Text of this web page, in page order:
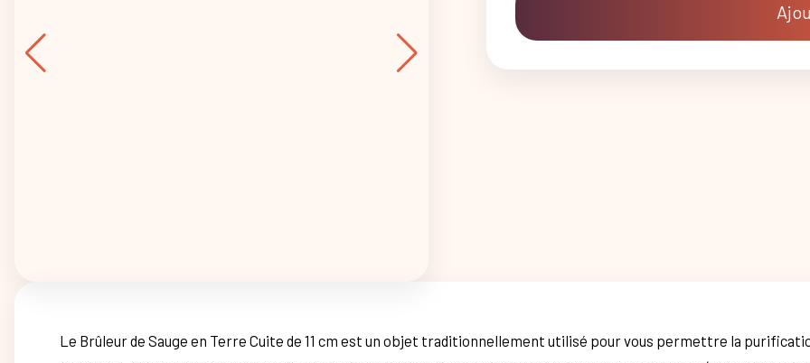
Le Brûleur de Sauge en Terre Cuite de 11 cm est un objet traditionnellement utilisé pour vous permettre la